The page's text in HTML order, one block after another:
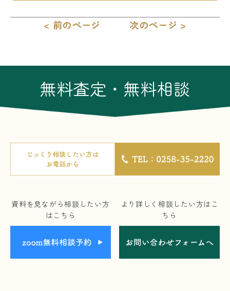
< 前のページ 次のページ >
無料査定・無料相談
資料を見ながら相談したい方
はこちら
より詳しく相談したい方はこ
ちら